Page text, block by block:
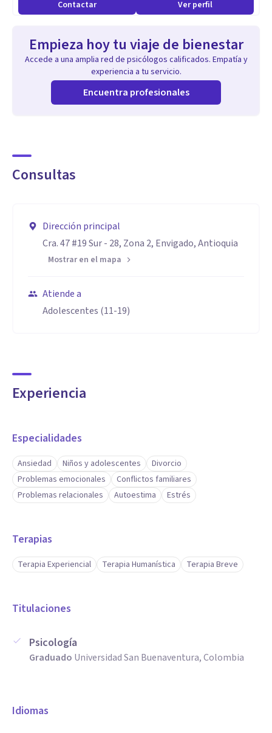
comunicación clara de mis propios procesos, lo que
consigo misma.
Mi enfoque combina competencias comunicativas (escucha,
claridad, capacidad para generar diálogo), cognitivas
(análisis, reflexión) y emocionales (empatía, calidez).
autoconocimiento y transformación.
Contactar Ver perfil
Empieza hoy tu viaje de bienestar
Accede a una amplia red de psicólogos calificados. Empatía y
experiencia a tu servicio.
Encuentra profesionales
Consultas
Dirección principal
Cra. 47 #19 Sur - 28, Zona 2, Envigado, Antioquia
Mostrar en el mapa
Atiende a
Adolescentes (11-19)
Experiencia
Especialidades
Ansiedad Niños y adolescentes
Divorcio
Problemas emocionales
Conflictos familiares
Problemas relacionales
Autoestima Estrés
Terapias
Terapia Experiencial Terapia Humanística Terapia Breve
Titulaciones
Psicología
Graduado Universidad San Buenaventura, Colombia
Idiomas